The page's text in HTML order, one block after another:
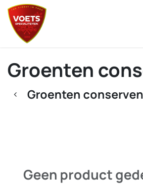
Overslaan naar inhoud
Groenten
Groenten conserven
Geen product